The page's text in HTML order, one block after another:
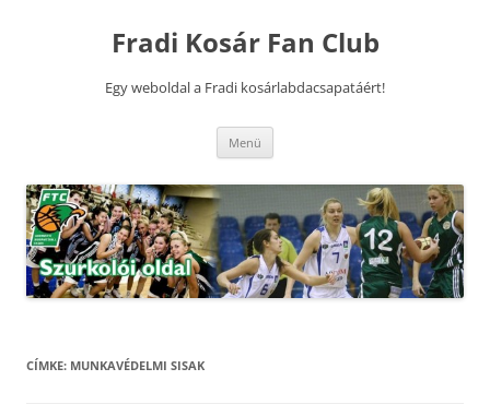
Fradi Kosár Fan Club
Egy weboldal a Fradi kosárlabdacsapatáért!
Menü
CÍMKE: MUNKAVÉDELMI SISAK